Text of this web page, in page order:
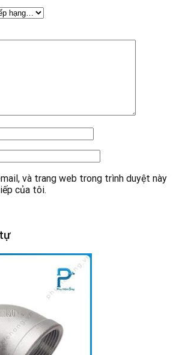
và trang web trong trình duyệt này
của tôi.